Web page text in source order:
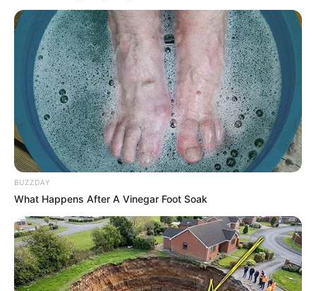
Digər xəbərlər
BUZZDAY
What Happens After A Vinegar Foot Soak